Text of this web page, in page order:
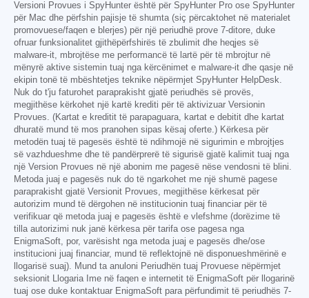
Versioni Provues i SpyHunter është për SpyHunter Pro ose SpyHunter
për Mac dhe përfshin pajisje të shumta (siç përcaktohet në materialet
promovuese/faqen e blerjes) për një periudhë prove 7-ditore, duke
ofruar funksionalitet gjithëpërfshirës të zbulimit dhe heqjes së
malware-it, mbrojtëse me performancë të lartë për të mbrojtur në
mënyrë aktive sistemin tuaj nga kërcënimet e malware-it dhe qasje në
ekipin tonë të mbështetjes teknike nëpërmjet SpyHunter HelpDesk.
Nuk do t'ju faturohet paraprakisht gjatë periudhës së provës,
megjithëse kërkohet një kartë krediti për të aktivizuar Versionin
Provues. (Kartat e kreditit të parapaguara, kartat e debitit dhe kartat
dhuratë mund të mos pranohen sipas kësaj oferte.) Kërkesa për
metodën tuaj të pagesës është të ndihmojë në sigurimin e mbrojtjes
së vazhdueshme dhe të pandërprerë të sigurisë gjatë kalimit tuaj nga
një Version Provues në një abonim me pagesë nëse vendosni të blini.
Metoda juaj e pagesës nuk do të ngarkohet me një shumë pagese
paraprakisht gjatë Versionit Provues, megjithëse kërkesat për
autorizim mund të dërgohen në institucionin tuaj financiar për të
verifikuar që metoda juaj e pagesës është e vlefshme (dorëzime të
tilla autorizimi nuk janë kërkesa për tarifa ose pagesa nga
EnigmaSoft, por, varësisht nga metoda juaj e pagesës dhe/ose
institucioni juaj financiar, mund të reflektojnë në disponueshmërinë e
llogarisë suaj). Mund ta anuloni Periudhën tuaj Provuese nëpërmjet
seksionit Llogaria Ime në faqen e internetit të EnigmaSoft për llogarinë
tuaj ose duke kontaktuar EnigmaSoft para përfundimit të periudhës 7-